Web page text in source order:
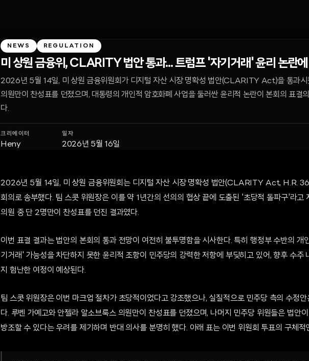
NEWS REGULATION
미 상원 금융위, CLARITY 법안 통과... 트럼프 '자기거래' 윤리 논란
2026년 5월 14일, 미 상원 금융위원회가 디지털 자산 시장 명확성 법안(CLARITY Act)을 통과시
의원만이 찬성표를 던졌으며, 대통령의 개인적 암호화폐 사업을 둘러싼 윤리적 논란이 본회의 표결
다.
크리에이터
Heny
일자
2026년 5월 16일
2026년 5월 14일, 미 상원 금융위원회는 디지털 자산 시장 명확성 법안(CLARITY Act, H.R.
회의로 송부했다. 팀 스콧 위원장은 이를 약 1년간의 선의의 협상 끝에 도출된 '초당적 돌파구'라고
의원 중 단 2명만이 찬성표를 던진 결과였다.
이번 표결 결과는 법안의 본회의 통과 전망이 여전히 불투명함을 시사한다. 특히 행정부 수반의 개
기거래' 가능성을 차단하지 못한 윤리적 조항이 민주당의 강력한 저항에 부딪히고 있어, 향후 수주
지 험난한 여정이 예상된다.
팀 스콧 위원장은 이번 마크업 절차가 초당적이었다고 강조했으나, 실질적으로 민주당 측의 수정
다. 루벤 가예고와 안젤라 알소브룩스 의원만이 찬성표를 던졌으며, 나머지 민주당 위원들은 법안
방조할 수 있다는 우려를 제기하며 반대 의사를 분명히 했다. 아래 표는 이번 위원회 투표의 구체적